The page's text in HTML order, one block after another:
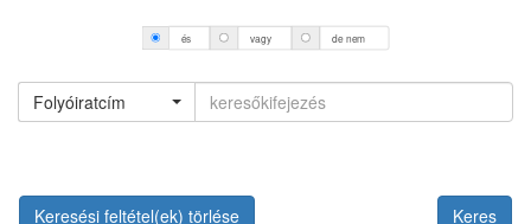
és vagy de nem
Folyóiratcím
Keresési feltétel(ek) törlése